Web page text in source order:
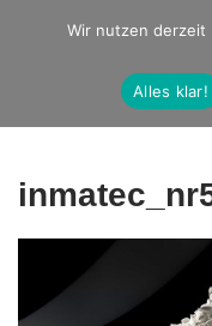
Studio Ernst
Fotografie
Wir nutzen derzeit
Alles klar!